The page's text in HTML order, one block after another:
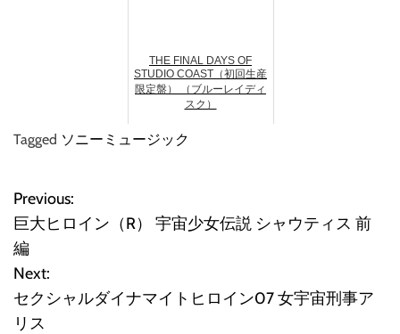
THE FINAL DAYS OF
STUDIO COAST（初回生産
限定盤） （ブルーレイディ
スク）
Tagged ソニーミュージック
投
稿
ナ
ビ
Previous:
巨大ヒロイン（R） 宇宙少女伝説 シャウティス 前
編
Next:
セクシャルダイナマイトヒロイン07 女宇宙刑事ア
リス